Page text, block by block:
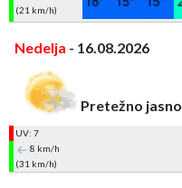
(21 km/h)
Nedelja - 16.08.2026
Pretežno jasno
UV: 7
8 km/h
(31 km/h)